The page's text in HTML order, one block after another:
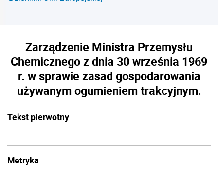
Zarządzenie Ministra Przemysłu
Chemicznego z dnia 30 września 1969
r. w sprawie zasad gospodarowania
używanym ogumieniem trakcyjnym.
Tekst pierwotny
Metryka